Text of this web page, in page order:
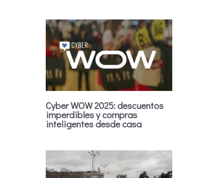
Cyber WOW 2025: descuentos
imperdibles y compras
inteligentes desde casa